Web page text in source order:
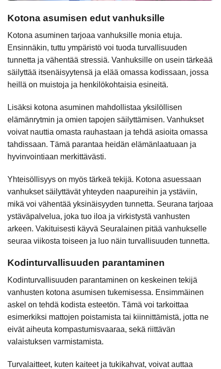
Kotona asumisen edut vanhuksille
Kotona asuminen tarjoaa vanhuksille monia etuja.
Ensinnäkin, tuttu ympäristö voi tuoda turvallisuuden
tunnetta ja vähentää stressiä. Vanhuksille on usein tärkeää
säilyttää itsenäisyytensä ja elää omassa kodissaan, jossa
heillä on muistoja ja henkilökohtaisia esineitä.
Lisäksi kotona asuminen mahdollistaa yksilöllisen
elämänrytmin ja omien tapojen säilyttämisen. Vanhukset
voivat nauttia omasta rauhastaan ja tehdä asioita omassa
tahdissaan. Tämä parantaa heidän elämänlaatuaan ja
hyvinvointiaan merkittävästi.
Yhteisöllisyys on myös tärkeä tekijä. Kotona asuessaan
vanhukset säilyttävät yhteyden naapureihin ja ystäviin,
mikä voi vähentää yksinäisyyden tunnetta. Seurana tarjoaa
ystäväpalvelua, joka tuo iloa ja virkistystä vanhusten
arkeen. Vakituisesti käyvä Seuralainen pitää vanhukselle
seuraa viikosta toiseen ja luo näin turvallisuuden tunnetta.
Kodinturvallisuuden parantaminen
Kodinturvallisuuden parantaminen on keskeinen tekijä
vanhusten kotona asumisen tukemisessa. Ensimmäinen
askel on tehdä kodista esteetön. Tämä voi tarkoittaa
esimerkiksi mattojen poistamista tai kiinnittämistä, jotta ne
eivät aiheuta kompastumisvaaraa, sekä riittävän
valaistuksen varmistamista.
Turvalaitteet, kuten kaiteet ja tukikahvat, voivat auttaa